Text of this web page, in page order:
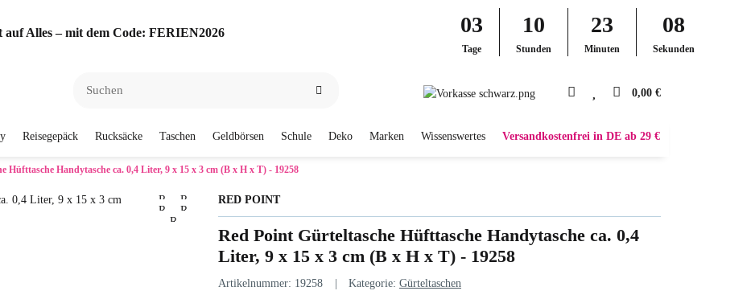
Alles – mit dem Code: FERIEN2026 03
Tage
10
Stunden
23
Minuten
07
Sekunden
0,00 €
Reisegepäck Rucksäcke Taschen Geldbörsen Schule Deko Marken Wissenswertes Versandkostenfrei in DE ab 29 €
Hüfttasche Handytasche ca. 0,4 Liter, 9 x 15 x 3 cm (B x H x T) - 19258
RED POINT
Red Point Gürteltasche Hüfttasche Handytasche ca. 0,4
Liter, 9 x 15 x 3 cm (B x H x T) - 19258
Artikelnummer: 19258 Kategorie: Gürteltaschen